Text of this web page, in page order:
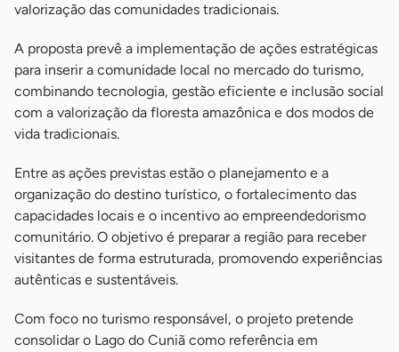
valorização das comunidades tradicionais.
A proposta prevê a implementação de ações estratégicas
para inserir a comunidade local no mercado do turismo,
combinando tecnologia, gestão eficiente e inclusão social
com a valorização da floresta amazônica e dos modos de
vida tradicionais.
Entre as ações previstas estão o planejamento e a
organização do destino turístico, o fortalecimento das
capacidades locais e o incentivo ao empreendedorismo
comunitário. O objetivo é preparar a região para receber
visitantes de forma estruturada, promovendo experiências
autênticas e sustentáveis.
Com foco no turismo responsável, o projeto pretende
consolidar o Lago do Cuniã como referência em